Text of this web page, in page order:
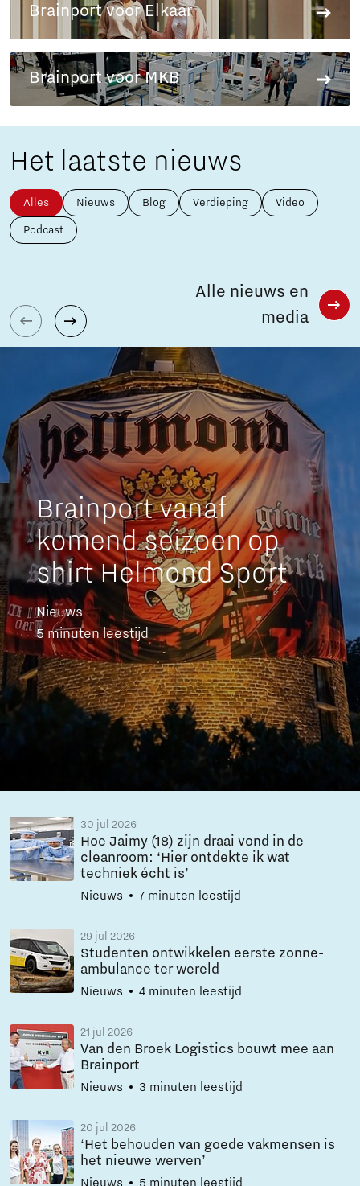
Brainport voor Elkaar
Brainport voor MKB
Het laatste nieuws
Alles Nieuws Blog Verdieping Video
Podcast
Brainport vanaf
komend seizoen op
shirt Helmond Sport
Nieuws
5 minuten leestijd
30 jul 2026
Hoe Jaimy (18) zijn draai vond in de
cleanroom: ‘Hier ontdekte ik wat
techniek écht is’
Nieuws 7 minuten leestijd
29 jul 2026
Studenten ontwikkelen eerste zonne-
ambulance ter wereld
Nieuws 4 minuten leestijd
21 jul 2026
Van den Broek Logistics bouwt mee aan
Brainport
Nieuws 3 minuten leestijd
20 jul 2026
‘Het behouden van goede vakmensen is
het nieuwe werven’
Nieuws 5 minuten leestijd
Alle nieuws en
media